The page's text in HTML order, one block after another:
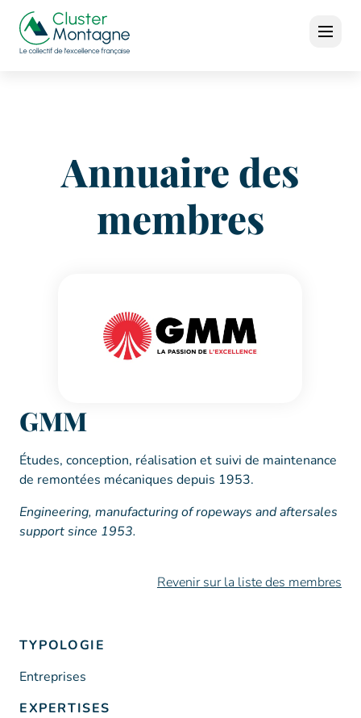
Annuaire des
membres
TYPOLOGIE
Entreprises
EXPERTISES
GMM
Études, conception, réalisation et suivi de maintenance
de remontées mécaniques depuis 1953.
Engineering, manufacturing of ropeways and aftersales
support since 1953.
Revenir sur la liste des membres